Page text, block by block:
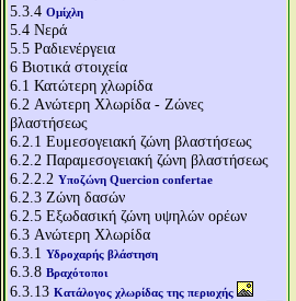
5.3.4 Ομίχλη
5.4 Νερά
5.5 Ραδιενέργεια
6 Βιοτικά στοιχεία
6.1 Κατώτερη χλωρίδα
6.2 Aνώτερη Χλωρίδα - Ζώνες
βλαστήσεως
6.2.1 Ευμεσογειακή ζώνη βλαστήσεως
6.2.2 Παραμεσογειακή ζώνη βλαστήσεως
6.2.2.2 Υποζώνη Quercion confertae
6.2.3 Ζώνη δασών
6.2.5 Εξωδασική ζώνη υψηλών ορέων
6.3 Aνώτερη Χλωρίδα
6.3.1 Υδροχαρής βλάστηση
6.3.8 Βραχότοποι
6.3.13 Κατάλογος χλωρίδας της περιοχής